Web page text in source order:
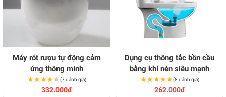
Máy rót rượu tự động cảm
ứng thông minh
★★★★★
★★★★★(7 đánh giá)
332.000đ
Dụng cụ thông tắc bồn cầu
bằng khí nén siêu mạnh
★★★★★
★★★★★(8 đánh giá)
262.000đ